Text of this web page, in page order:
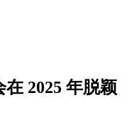
2025 年脱颖